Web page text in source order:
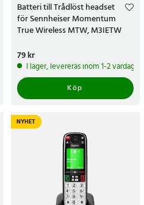
Batteri till Trådlöst headset
för Sennheiser Momentum
True Wireless MTW, M3IETW
Pris:
79 kr
I lager, levereras inom 1-2 vardagar
Köp
NYHET